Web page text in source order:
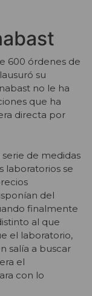
600 órdenes de
su
no le ha
que ha
directa por
de medidas
laboratorios se
del
finalmente
al que
el laboratorio,
salía a buscar
el
con lo